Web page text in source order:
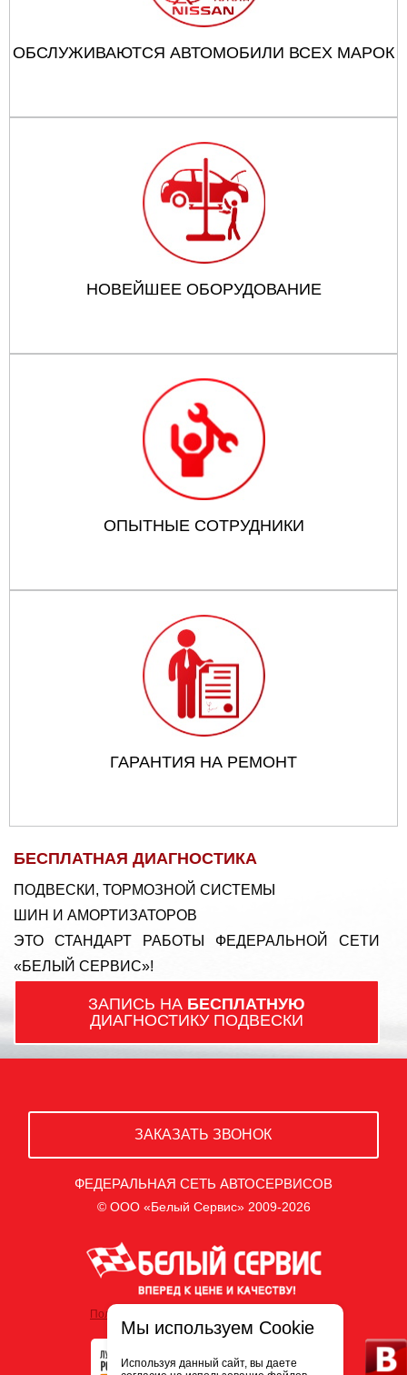
ОБСЛУЖИВАЮТСЯ АВТОМОБИЛИ ВСЕХ МАРОК
НОВЕЙШЕЕ ОБОРУДОВАНИЕ
ОПЫТНЫЕ СОТРУДНИКИ
ГАРАНТИЯ НА РЕМОНТ
БЕСПЛАТНАЯ ДИАГНОСТИКА
ПОДВЕСКИ, ТОРМОЗНОЙ СИСТЕМЫ
ШИН И АМОРТИЗАТОРОВ
ЭТО СТАНДАРТ РАБОТЫ ФЕДЕРАЛЬНОЙ СЕТИ
«БЕЛЫЙ СЕРВИС»!
ЗАПИСЬ НА БЕСПЛАТНУЮ
ДИАГНОСТИКУ ПОДВЕСКИ
ЗАКАЗАТЬ ЗВОНОК
ФЕДЕРАЛЬНАЯ СЕТЬ АВТОСЕРВИСОВ
© ООО «Белый Сервис» 2009-2026
Политика обработки персональных данных
Мы используем Cookie
Используя данный сайт, вы даете